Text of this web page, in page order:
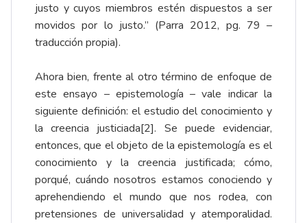
justo y cuyos miembros estén dispuestos a ser
movidos por lo justo.” (Parra 2012, pg. 79 –
traducción propia).
Ahora bien, frente al otro término de enfoque de
este ensayo – epistemología – vale indicar la
siguiente definición: el estudio del conocimiento y
la creencia justiciada[2]. Se puede evidenciar,
entonces, que el objeto de la epistemología es el
conocimiento y la creencia justificada; cómo,
porqué, cuándo nosotros estamos conociendo y
aprehendiendo el mundo que nos rodea, con
pretensiones de universalidad y atemporalidad.